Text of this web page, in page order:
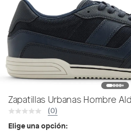
Zapatillas Urbanas Hombre
(0)
Elige una opción: